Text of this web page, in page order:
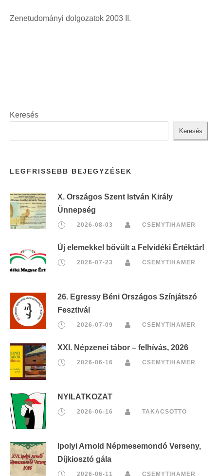
i
Zenetudományi dolgozatok 2003 II.
Keresés
Keresés
LEGFRISSEBB BEJEGYZÉSEK
X. Országos Szent István Király
Ünnepség
2026-08-03 CSEMYTIHAMER
Új elemekkel bővült a Felvidéki Értéktár!
2026-07-23 CSEMYTIHAMER
26. Egressy Béni Országos Színjátszó
Fesztivál
2026-07-09 CSEMYTIHAMER
XXI. Népzenei tábor – felhívás, 2026
2026-06-16 CSEMYTIHAMER
NYILATKOZAT
2026-06-16 TAKACSOTTO
Ipolyi Arnold Népmesemondó Verseny,
Díjkiosztó gála
2026-06-11 CSEMYTIHAMER